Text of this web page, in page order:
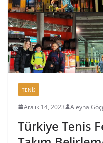
TENIS
Aralık 14, 2023 Aleyna
Türkiye Tenis